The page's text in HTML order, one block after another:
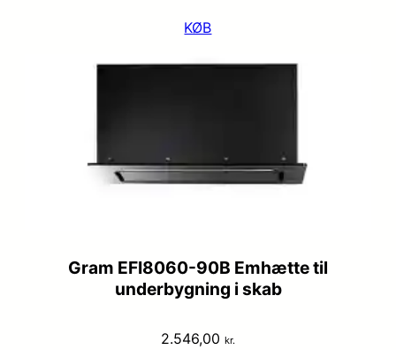
KØB
Gram EFI8060-90B Emhætte til
underbygning i skab
2.546,00 kr.